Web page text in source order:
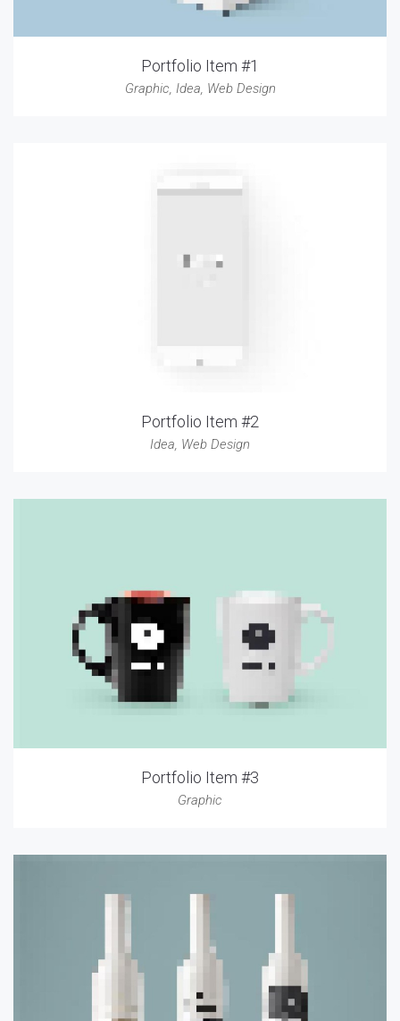
Portfolio Item #1
Graphic, Idea, Web Design
Portfolio Item #2
Idea, Web Design
Portfolio Item #3
Graphic